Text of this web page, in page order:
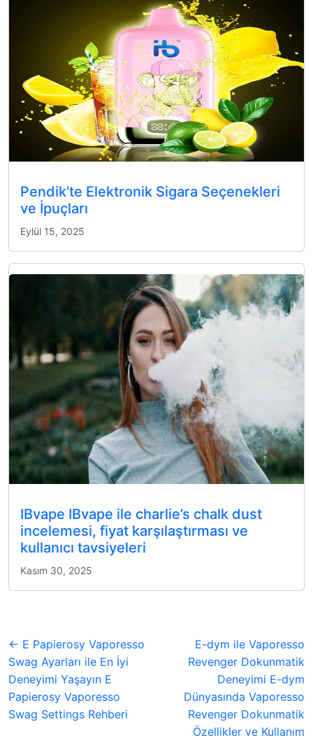
Pendik’te Elektronik Sigara Seçenekleri
ve İpuçları
Eylül 15, 2025
IBvape IBvape ile charlie’s chalk dust
incelemesi, fiyat karşılaştırması ve
kullanıcı tavsiyeleri
Kasım 30, 2025
← E Papierosy Vaporesso
Swag Ayarları ile En İyi
Deneyimi Yaşayın E
Papierosy Vaporesso
Swag Settings Rehberi
E-dym ile Vaporesso
Revenger Dokunmatik
Deneyimi E-dym
Dünyasında Vaporesso
Revenger Dokunmatik
Özellikler ve Kullanım